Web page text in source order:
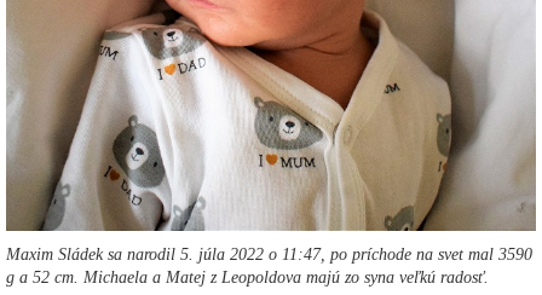
Maxim Sládek sa narodil 5. júla 2022 o 11:47, po príchode na svet mal 3590
g a 52 cm. Michaela a Matej z Leopoldova majú zo syna veľkú radosť.